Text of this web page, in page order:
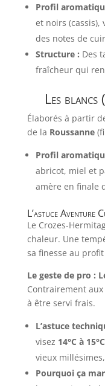
Profil
et noirs (cassis),
des notes de
Structure : Des
fraîcheur qui
Les
Élaborés à partir
de la Roussanne
Profil
abricot, miel et
amère en finale
L’astuce Aventure
Le Crozes-
chaleur. Une
sa finesse au profit
Le geste de pro :
Contrairement
à être servi frais.
L’astuce
visez 14°C à 15°C
vieux
Pourquoi ça